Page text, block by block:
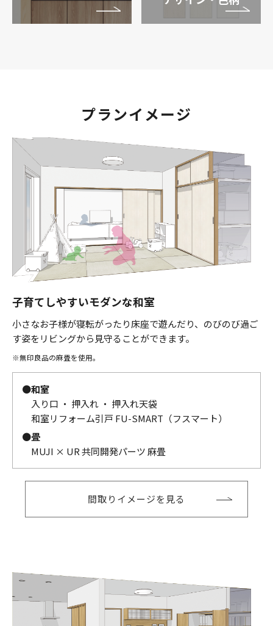
プランイメージ
子育てしやすいモダンな和室
小さなお子様が寝転がったり床座で遊んだり、のびのび過ご
す姿をリビングから見守ることができます。
※無印良品の麻畳を使用。
●和室
入り口 ・ 押入れ ・ 押入れ天袋
和室リフォーム引戸 FU-SMART（フスマート）
●畳
MUJI × UR 共同開発パーツ 麻畳
間取りイメージを見る